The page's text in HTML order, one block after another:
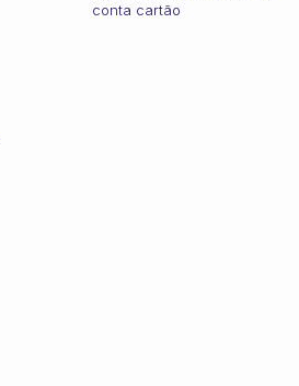
conta cartão